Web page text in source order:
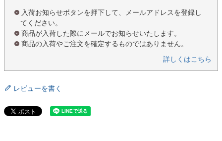
入荷お知らせボタンを押下して、メールアドレスを登録し
てください。
商品が入荷した際にメールでお知らせいたします。
商品の入荷やご注文を確定するものではありません。
詳しくはこちら
レビューを書く